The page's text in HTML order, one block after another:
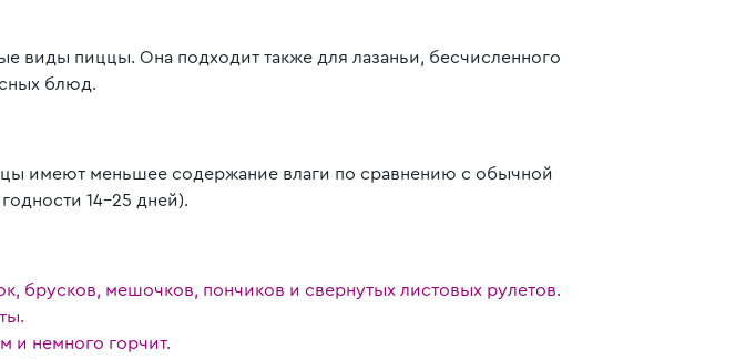
виды пиццы. Она подходит также для лазаньи, бесчисленного
блюд.
имеют меньшее содержание влаги по сравнению с обычной
14-25 дней).
брусков, мешочков, пончиков и свернутых листовых рулетов.
и немного горчит.